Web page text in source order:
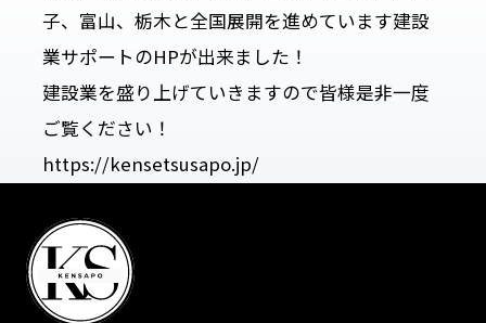
子、富山、栃木と全国展開を進めています建設
業サポートのHPが出来ました！
建設業を盛り上げていきますので皆様是非一度
ご覧ください！
https://kensetsusapo.jp/